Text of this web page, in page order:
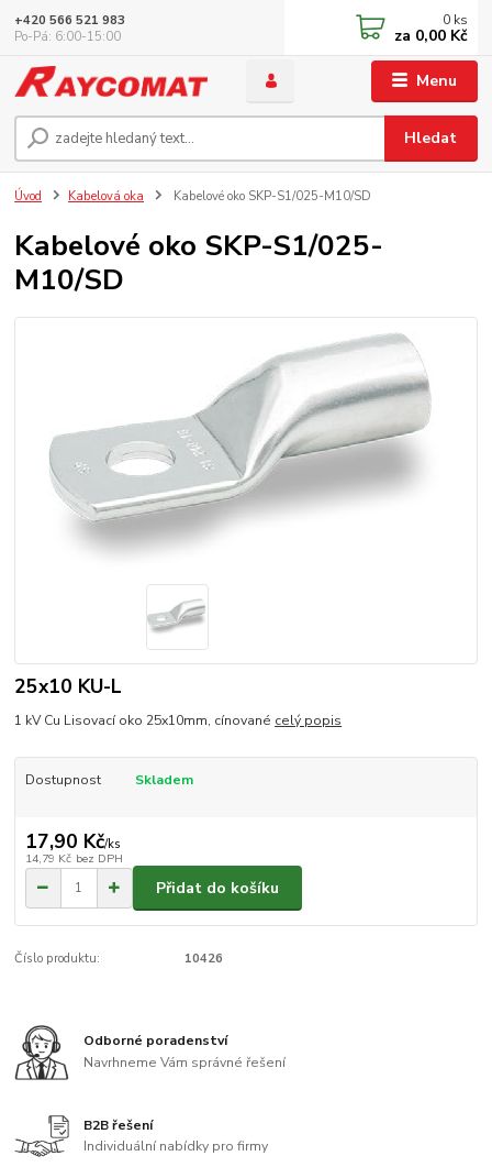
Menu
Hledat
+420 566 521 983
Po-Pá: 6:00-15:00
0 ks
za 0,00 Kč
Úvod Kabelová oka Kabelové oko SKP-S1/025-M10/SD
Kabelové oko SKP-S1/025-
M10/SD
25x10 KU-L
1 kV Cu Lisovací oko 25x10mm, cínované celý popis
Dostupnost Skladem
17,90 Kč/ks
14,79 Kč bez DPH
Přidat do košíku
Číslo produktu: 10426
Odborné poradenství
Navrhneme Vám správné řešení
B2B řešení
Individuální nabídky pro firmy